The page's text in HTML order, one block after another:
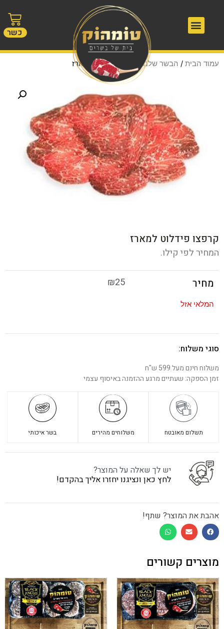
כשר
עמוד הבית / הבשר שלנו/ קרפצו פידלוט למארז
קרפצו פידלוט למארז
המחיר לפי קילו.
מחיר ₪25
המלאי אזל
סוגי משלוח:
משלוח חינם מעל 599 ש"ח
זמן הספקה: שעתיים מרגע ההזמנה באיסוף עצמי
תשלום מאובטח משלוחים מהירים בשר איכותי
יש לך שאלה על המוצר?
לחץ כאן ונציגנו יחזרו אליך בהקדם!
אהבת את המוצר? שתף!
מוצרים קשורים